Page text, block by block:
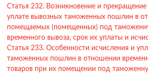
Статья 232. Возникновение и
уплате вывозных таможенных пошлин в
помещаемых (помещенных) под
временного вывоза, срок их уплаты и
Статья 233. Особенности исчисления и
таможенных пошлин в отношении
товаров при их помещении под